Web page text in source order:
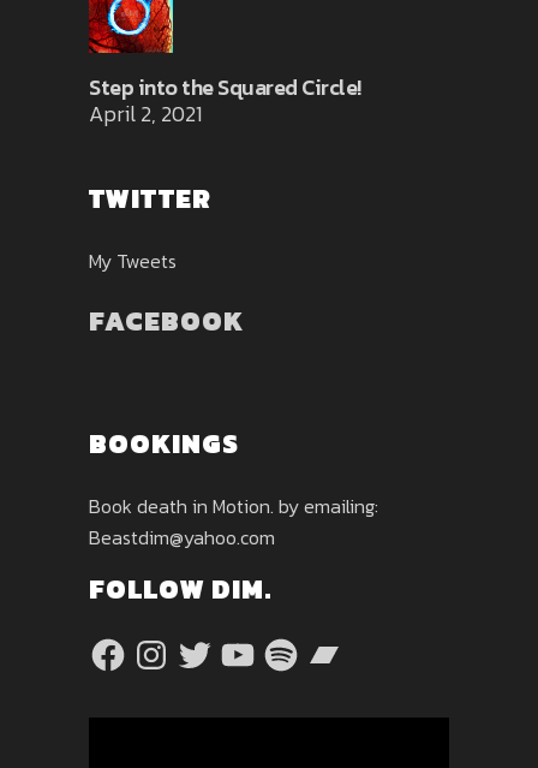
Step into the Squared Circle!
April 2, 2021
TWITTER
My Tweets
FACEBOOK
BOOKINGS
Book death in Motion. by emailing:
Beastdim@yahoo.com
FOLLOW DIM.
FacebookInstagram
TwitterYouTubeSpotifyBandcamp